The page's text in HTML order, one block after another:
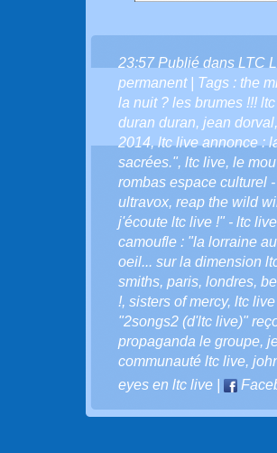
23:57 Publié dans LTC
permanent| Tags : the
la nuit ? les brumes !!!
duran duran, jean dorval
2014,ltc live annonce :
sacrées.", ltc live, le
rombas espace culturel
ultravox, reap the wild
j'écoute ltc live !" - ltc
camoufle : "la lorraine
oeil... sur la dimension
smiths, paris, londres,
!, sisters of mercy, ltc
"2songs2 (d'ltc live)"
propaganda le groupe,
communauté ltc live,
eyes en ltc live